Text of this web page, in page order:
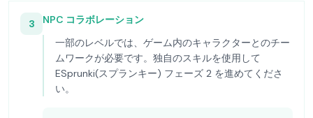
3
NPC コラボレーション
一部のレベルでは、ゲーム内のキャラクターとのチー
ムワークが必要です。独自のスキルを使用して
ESprunki(スプランキー) フェーズ 2 を進めてくださ
い。